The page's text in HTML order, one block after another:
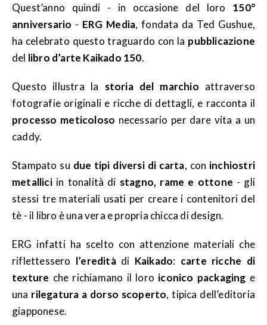
Quest’anno quindi - in occasione del loro 150°
anniversario - ERG Media, fondata da Ted Gushue,
ha celebrato questo traguardo con la pubblicazione
del libro d’arte Kaikado 150.
Questo illustra la storia del marchio attraverso
fotografie originali e ricche di dettagli, e racconta il
processo meticoloso necessario per dare vita a un
caddy.
Stampato su due tipi diversi di carta, con inchiostri
metallici in tonalità di stagno, rame e ottone - gli
stessi tre materiali usati per creare i contenitori del
tè - il libro è una vera e propria chicca di design.
ERG infatti ha scelto con attenzione materiali che
riflettessero l’eredità di Kaikado: carte ricche di
texture che richiamano il loro iconico packaging e
una rilegatura a dorso scoperto, tipica dell’editoria
giapponese.